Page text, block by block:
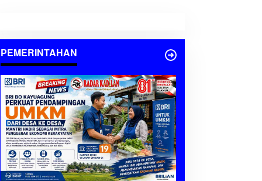
PEMERINTAHAN